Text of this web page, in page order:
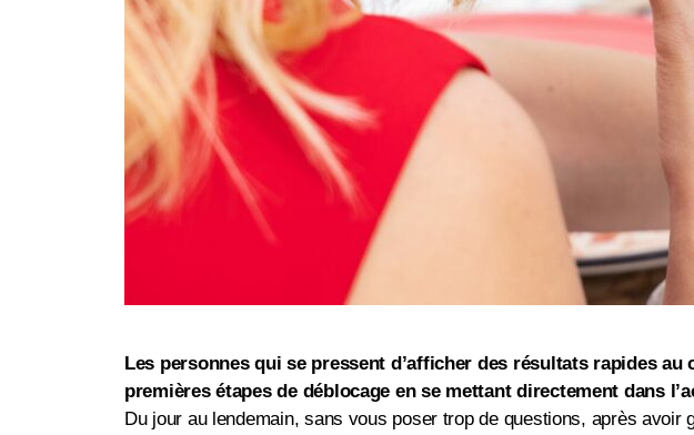
Les personnes qui se pressent d’afficher des résultats rapides
premières étapes de déblocage en se mettant directement dans
Du jour au lendemain, sans vous poser trop de questions, après